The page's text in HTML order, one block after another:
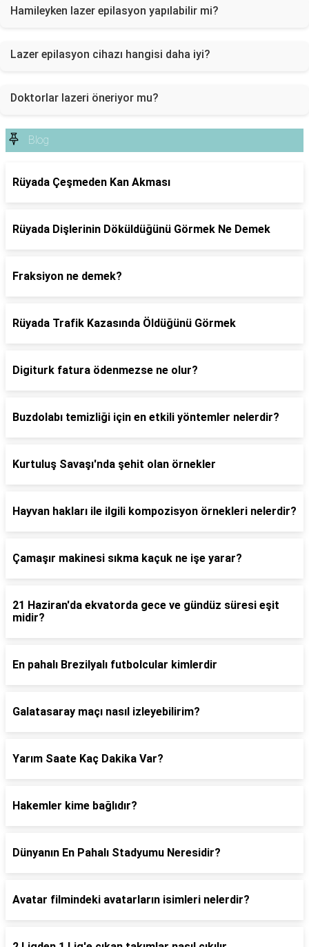
Hamileyken lazer epilasyon yapılabilir mi?
Lazer epilasyon cihazı hangisi daha iyi?
Doktorlar lazeri öneriyor mu?
Blog
Rüyada Çeşmeden Kan Akması
Rüyada Dişlerinin Döküldüğünü Görmek Ne Demek
Fraksiyon ne demek?
Rüyada Trafik Kazasında Öldüğünü Görmek
Digiturk fatura ödenmezse ne olur?
Buzdolabı temizliği için en etkili yöntemler nelerdir?
Kurtuluş Savaşı'nda şehit olan örnekler
Hayvan hakları ile ilgili kompozisyon örnekleri nelerdir?
Çamaşır makinesi sıkma kaçuk ne işe yarar?
21 Haziran'da ekvatorda gece ve gündüz süresi eşit
midir?
En pahalı Brezilyalı futbolcular kimlerdir
Galatasaray maçı nasıl izleyebilirim?
Yarım Saate Kaç Dakika Var?
Hakemler kime bağlıdır?
Dünyanın En Pahalı Stadyumu Neresidir?
Avatar filmindeki avatarların isimleri nelerdir?